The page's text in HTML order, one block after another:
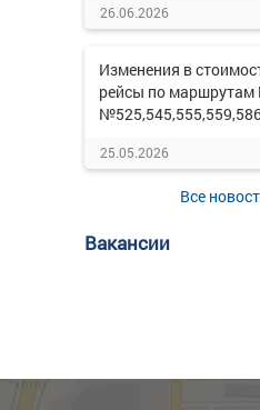
26.06.2026
Изменения в
рейсы по
25.05.2026
Все
Вакансии